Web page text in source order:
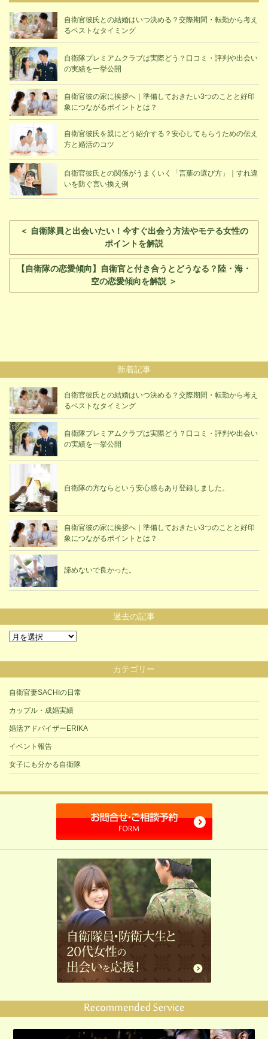
自衛官彼氏との結婚はいつ決める？交際期間・転勤から考え
るベストなタイミング
自衛隊プレミアムクラブは実際どう？口コミ・評判や出会い
の実績を一挙公開
自衛官彼の家に挨拶へ｜準備しておきたい3つのことと好印
象につながるポイントとは？
自衛官彼氏を親にどう紹介する？安心してもらうための伝え
方と婚活のコツ
自衛官彼氏との関係がうまくいく「言葉の選び方」｜すれ違
いを防ぐ言い換え例
＜ 自衛隊員と出会いたい！今すぐ出会う方法やモテる女性の
ポイントを解説
【自衛隊の恋愛傾向】自衛官と付き合うとどうなる？陸・海・
空の恋愛傾向を解説 ＞
新着記事
自衛官彼氏との結婚はいつ決める？交際期間・転勤から考え
るベストなタイミング
自衛隊プレミアムクラブは実際どう？口コミ・評判や出会い
の実績を一挙公開
自衛隊の方ならという安心感もあり登録しました。
自衛官彼の家に挨拶へ｜準備しておきたい3つのことと好印
象につながるポイントとは？
諦めないで良かった。
過去の記事
の
カテゴリー
自衛官妻SACHIの日常
カップル・成婚実績
婚活アドバイザーERIKA
イベント報告
女子にも分かる自衛隊